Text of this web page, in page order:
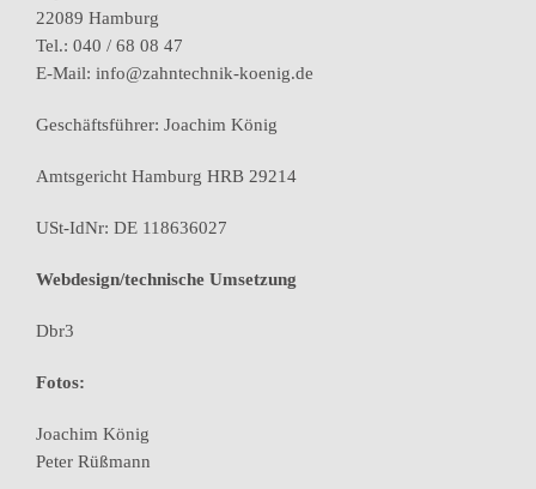
22089 Hamburg
Tel.: 040 / 68 08 47
E-Mail: info@zahntechnik-koenig.de
Geschäftsführer: Joachim König
Amtsgericht Hamburg HRB 29214
USt-IdNr: DE 118636027
Webdesign/technische Umsetzung
Dbr3
Fotos:
Joachim König
Peter Rüßmann